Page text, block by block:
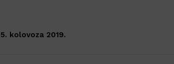
5. kolovoza 2019.